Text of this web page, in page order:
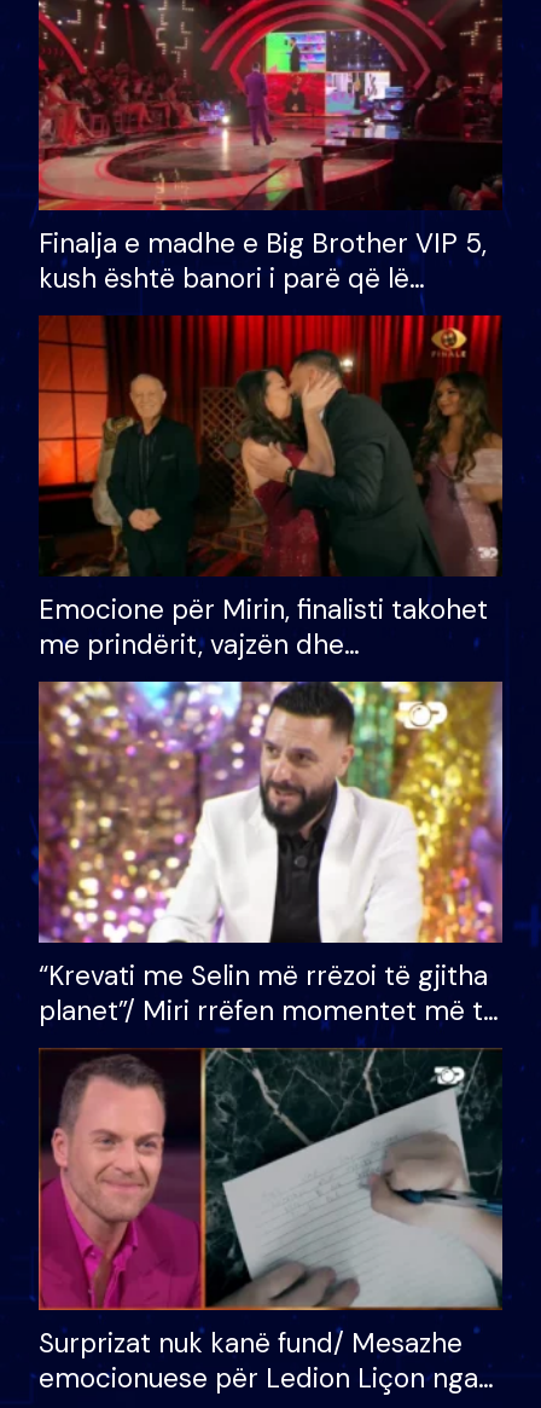
Finalja e madhe e Big Brother VIP 5,
kush është banori i parë që lë
shtëpinë dhe humb mundësinë për
të fituar çmimin e madh
Emocione për Mirin, finalisti takohet
me prindërit, vajzën dhe
bashkëshorten: S’kemi ndonjë letër
divorci apo jo?
“Krevati me Selin më rrëzoi të gjitha
planet”/ Miri rrëfen momentet më të
bukura në shtëpinë e BB VIP: Do më
mungojë zilja e mëngjesit kur…
Surprizat nuk kanë fund/ Mesazhe
emocionuese për Ledion Liçon nga